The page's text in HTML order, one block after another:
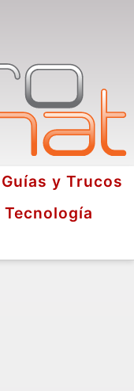
Guías y Trucos
Tecnología